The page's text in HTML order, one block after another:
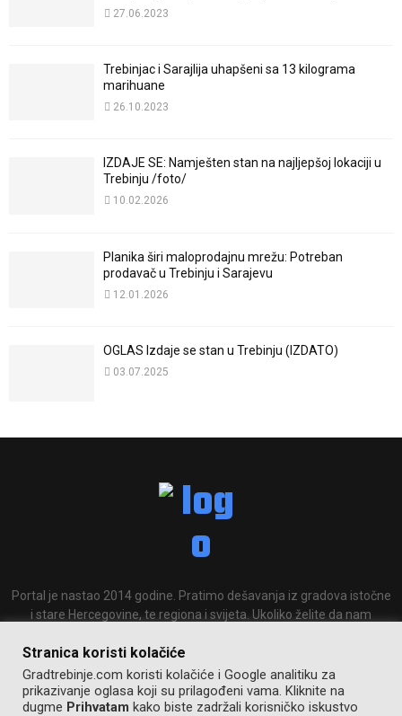
27.06.2023
Trebinjac i Sarajlija uhapšeni sa 13 kilograma
marihuane
26.10.2023
IZDAJE SE: Namješten stan na najljepšoj lokaciji u
Trebinju /foto/
10.02.2026
Planika širi maloprodajnu mrežu: Potreban
prodavač u Trebinju i Sarajevu
12.01.2026
OGLAS Izdaje se stan u Trebinju (IZDATO)
03.07.2025
Portal je nastao 2014 godine. Pratimo dešavanja iz gradova istočne
i stare Hercegovine, te regiona i svijeta. Ukoliko želite da nam
Email: info@gradtrebinje.com
Stranica koristi kolačiće
Gradtrebinje.com koristi kolačiće i Google analitiku za
prikazivanje oglasa koji su prilagođeni vama. Kliknite na
dugme Prihvatam kako biste zadržali korisničko iskustvo